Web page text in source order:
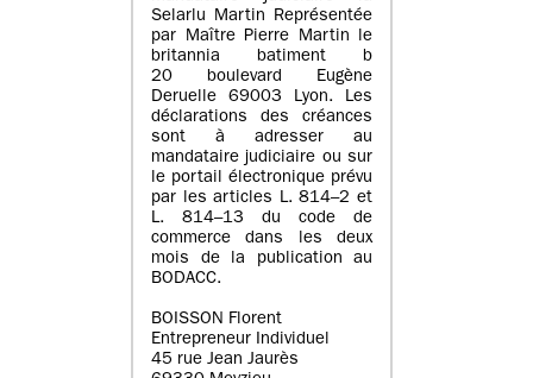
Selarlu Martin Représentée
par Maître Pierre Martin le
britannia batiment b
20 boulevard Eugène
Deruelle 69003 Lyon. Les
déclarations des créances
sont à adresser au
mandataire judiciaire ou sur
le portail électronique prévu
par les articles L. 814–2 et
L. 814–13 du code de
commerce dans les deux
mois de la publication au
BODACC.
BOISSON Florent
Entrepreneur Individuel
45 rue Jean Jaurès